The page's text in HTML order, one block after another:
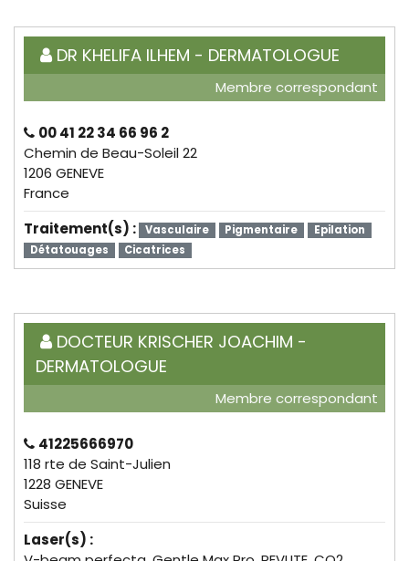
DR KHELIFA ILHEM - DERMATOLOGUE
Membre correspondant
00 41 22 34 66 96 2
Chemin de Beau-Soleil 22
1206 GENEVE
France
Traitement(s) :
Vasculaire Pigmentaire
Epilation
Détatouages
Cicatrices
DOCTEUR KRISCHER JOACHIM -
DERMATOLOGUE
Membre correspondant
41225666970
118 rte de Saint-Julien
1228 GENEVE
Suisse
Laser(s) :